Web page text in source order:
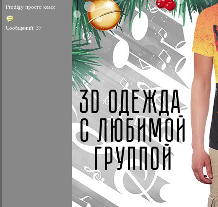
Prodigy просто класс
Сообщений: 37